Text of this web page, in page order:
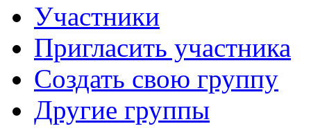
Участники
Пригласить участника
Создать свою группу
Другие группы